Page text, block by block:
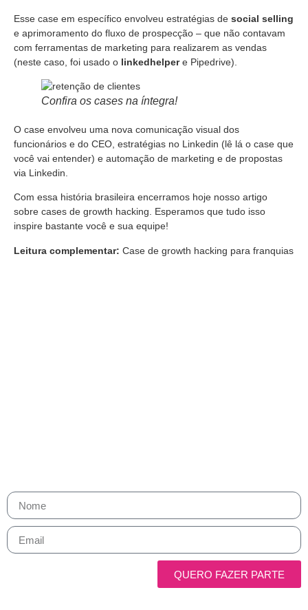
Esse case em específico envolveu estratégias de social selling
e aprimoramento do fluxo de prospecção – que não contavam
com ferramentas de marketing para realizarem as vendas
(neste caso, foi usado o linkedhelpere Pipedrive).
Confira os cases na íntegra!
O case envolveu uma nova comunicação visual dos
funcionários e do CEO, estratégias no Linkedin (lê lá o case que
você vai entender) e automação de marketing e de propostas
via Linkedin.
Com essa história brasileira encerramos hoje nosso artigo
sobre cases de growth hacking. Esperamos que tudo isso
inspire bastante você e sua equipe!
Leitura complementar: Case de growth hacking para franquias
QUERO FAZER PARTE